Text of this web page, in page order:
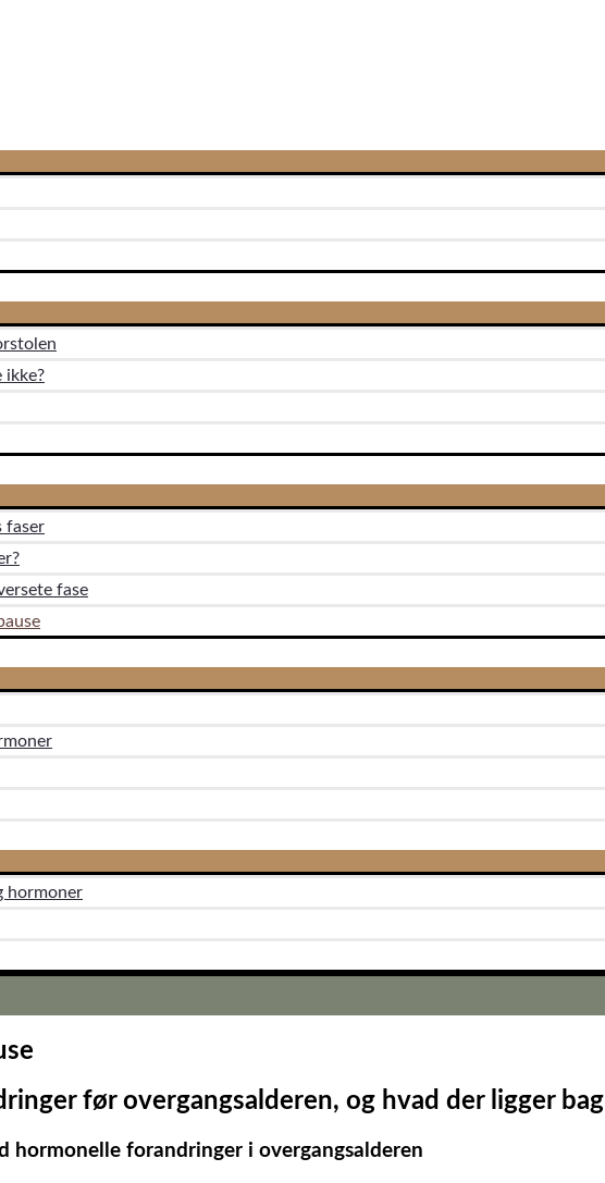
ikke?
faser
fase
hormoner
før overgangsalderen, og hvad der ligger bag
hormonelle forandringer i overgangsalderen